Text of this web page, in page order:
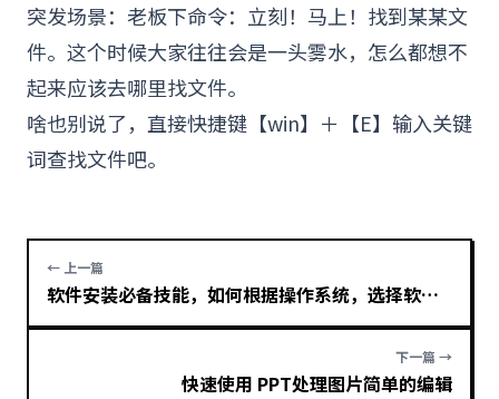
突发场景：老板下命令：立刻！马上！找到某某文
件。这个时候大家往往会是一头雾水，怎么都想不
起来应该去哪里找文件。
啥也别说了，直接快捷键【win】＋【E】输入关键
词查找文件吧。
← 上一篇
软件安装必备技能，如何根据操作系统，选择软件版本？
下一篇 →
快速使用 PPT处理图片简单的编辑